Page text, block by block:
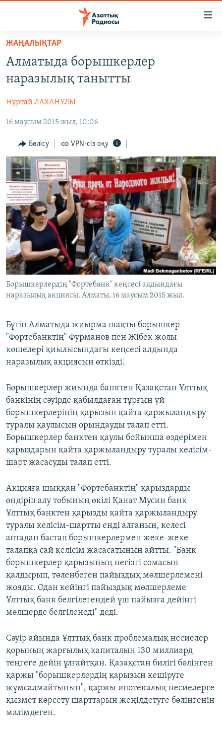
Skip
main
content
to
Navigation
Search
AZATTYQTV
ҚАҢТАР ОҚИҒАСЫ
АДАМ ҚҰҚЫҚТАРЫ
ӘЛЕУМЕТ
ӘЛЕМ
АРНАЙЫ ЖОБАЛАР
Русский
ЖАЗЫЛЫҢЫЗ
Басқа тілдерде
ЖАҢАЛЫҚТАР
Алматыда борышкерлер
наразылық танытты
Нұртай ЛАХАНҰЛЫ
16 маусым 2015 жыл, 10:06
Бөлісу VPN-сіз оқу
Борышкерлердің "Фортебанк" кеңсесі алдындағы
наразылық акциясы. Алматы, 16 маусым 2015 жыл.
Бүгін Алматыда жиырма шақты борышкер
"Фортебанктің" Фурманов пен Жібек жолы
көшелері қиылысындағы кеңсесі алдында
наразылық акциясын өткізді.
Борышкерлер жиында банктен Қазақстан Ұлттық
банкінің сәуірде қабылдаған тұрғын үй
борышкерлерінің қарызын қайта қаржыландыру
туралы қаулысын орындауды талап етті.
Борышкерлер банктен қаулы бойынша өздерімен
қарыздарын қайта қаржыландыру туралы келісім-
шарт жасасуды талап етті.
Акцияға шыққан "Фортебанктің" қарыздарды
өндіріп алу тобының өкілі Қанат Мусин банк
Ұлттық банктен қарызды қайта қаржыландыру
туралы келісім-шартты енді алғанын, келесі
аптадан бастап борышкерлермен жеке-жеке
талапқа сай келісім жасасатынын айтты. "Банк
борышкерлер қарызының негізгі сомасын
қалдырып, төленбеген пайыздық мөлшерлемені
жояды. Одан кейінгі пайыздық мөлшерлеме
Ұлттық банк белгілегендей үш пайызға дейінгі
мөлшерде белгіленеді" деді.
Сәуір айында Ұлттық банк проблемалық несиелер
қорының жарғылық капиталын 130 миллиард
теңгеге дейін ұлғайтқан. Қазақстан билігі бөлінген
қаржы "борышкерлердің қарызын кешіруге
жұмсалмайтынын", қаржы ипотекалық несиелерге
қызмет көрсету шарттарын жеңілдетуге бөлінгенін
мәлімдеген.